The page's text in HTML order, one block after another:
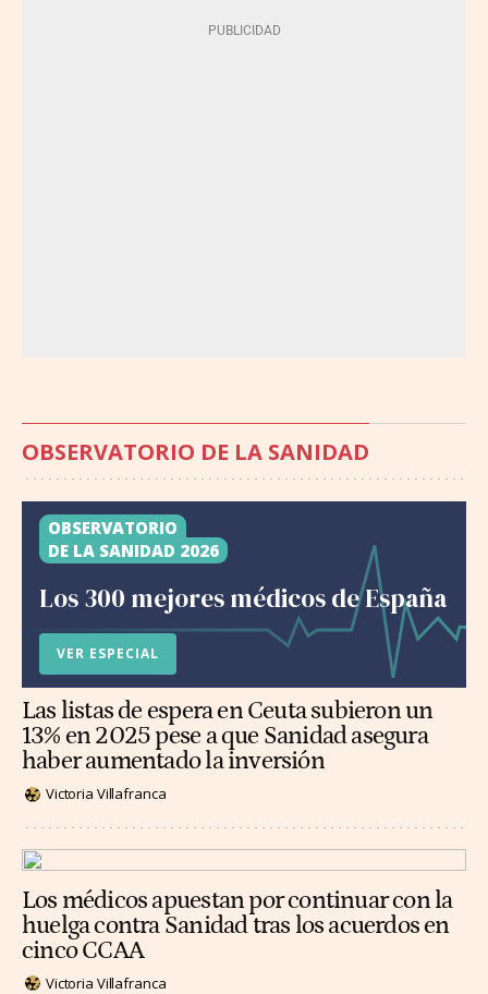
OBSERVATORIO DE LA SANIDAD
OBSERVATORIO
DE LA SANIDAD 2026
Los 300 mejores médicos de España
VER ESPECIAL
Las listas de espera en Ceuta subieron un
13% en 2025 pese a que Sanidad asegura
haber aumentado la inversión
Victoria Villafranca
Los médicos apuestan por continuar con la
huelga contra Sanidad tras los acuerdos en
cinco CCAA
Victoria Villafranca